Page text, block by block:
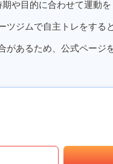
や目的に合わせて運動を
ジムで自主トレをする
あるため、公式ページ